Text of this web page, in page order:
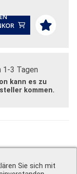
Sie sich mit
3 Tagen
kann es zu
kommen.